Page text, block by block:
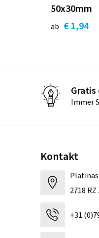
50x30mm
ab € 1,94
Immer
Kontakt
2718
+31